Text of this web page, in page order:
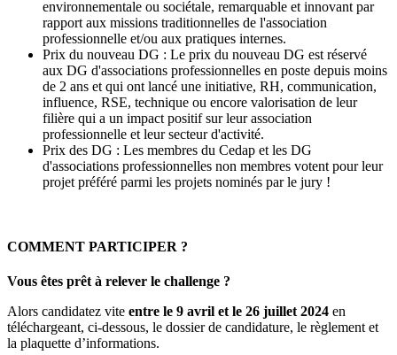
environnementale ou sociétale, remarquable et innovant par
rapport aux missions traditionnelles de l'association
professionnelle et/ou aux pratiques internes.
Prix du nouveau DG : Le prix du nouveau DG est réservé
aux DG d'associations professionnelles en poste depuis moins
de 2 ans et qui ont lancé une initiative, RH, communication,
influence, RSE, technique ou encore valorisation de leur
filière qui a un impact positif sur leur association
professionnelle et leur secteur d'activité.
Prix des DG : Les membres du Cedap et les DG
d'associations professionnelles non membres votent pour leur
projet préféré parmi les projets nominés par le jury !
COMMENT PARTICIPER ?
Vous êtes prêt à relever le challenge ?
Alors candidatez vite entre le 9 avril et le 26 juillet 2024 en
téléchargeant, ci-dessous, le dossier de candidature, le règlement et
la plaquette d’informations.